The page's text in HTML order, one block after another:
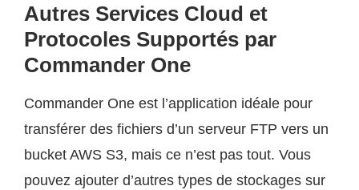
Autres Services Cloud et
Protocoles Supportés par
Commander One
Commander One est l’application idéale pour
transférer des fichiers d’un serveur FTP vers un
bucket AWS S3, mais ce n’est pas tout. Vous
pouvez ajouter d’autres types de stockages sur